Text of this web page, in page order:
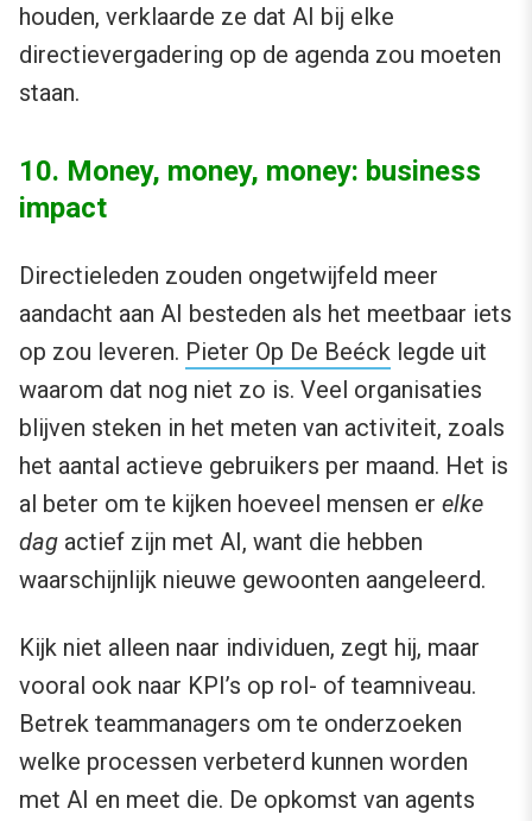
houden, verklaarde ze dat AI bij elke
directievergadering op de agenda zou moeten
staan.
10. Money, money, money: business
impact
Directieleden zouden ongetwijfeld meer
aandacht aan AI besteden als het meetbaar iets
op zou leveren. Pieter Op De Beéck legde uit
waarom dat nog niet zo is. Veel organisaties
blijven steken in het meten van activiteit, zoals
het aantal actieve gebruikers per maand. Het is
al beter om te kijken hoeveel mensen er elke
dag actief zijn met AI, want die hebben
waarschijnlijk nieuwe gewoonten aangeleerd.
Kijk niet alleen naar individuen, zegt hij, maar
vooral ook naar KPI’s op rol- of teamniveau.
Betrek teammanagers om te onderzoeken
welke processen verbeterd kunnen worden
met AI en meet die. De opkomst van agents